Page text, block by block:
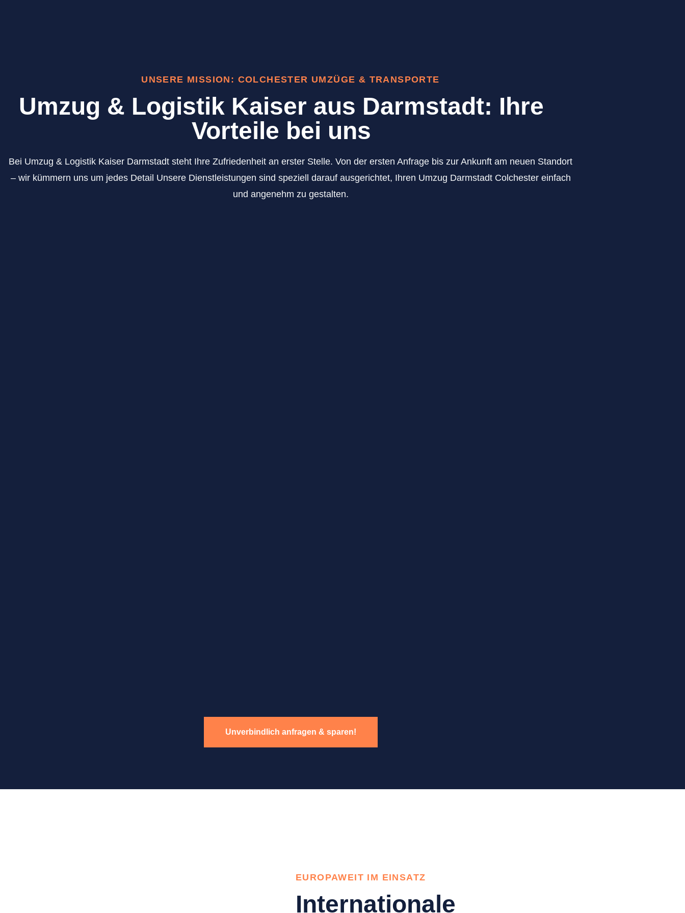
UNSERE MISSION: COLCHESTER UMZÜGE & TRANSPORTE
Umzug & Logistik Kaiser aus Darmstadt: Ihre
Vorteile bei uns
Bei Umzug & Logistik Kaiser Darmstadt steht Ihre Zufriedenheit an erster Stelle. Von der ersten Anfrage bis zur Ankunft am neuen Standort
– wir kümmern uns um jedes Detail Unsere Dienstleistungen sind speziell darauf ausgerichtet, Ihren Umzug Darmstadt Colchester einfach
und angenehm zu gestalten.
Unverbindlich anfragen & sparen!
EUROPAWEIT IM EINSATZ
Internationale